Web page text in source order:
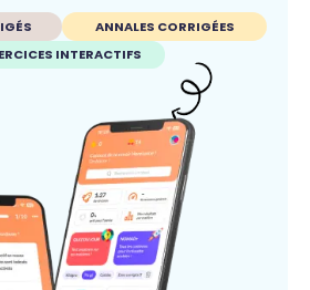
ANNALES CORRIGÉES
INTERACTIFS